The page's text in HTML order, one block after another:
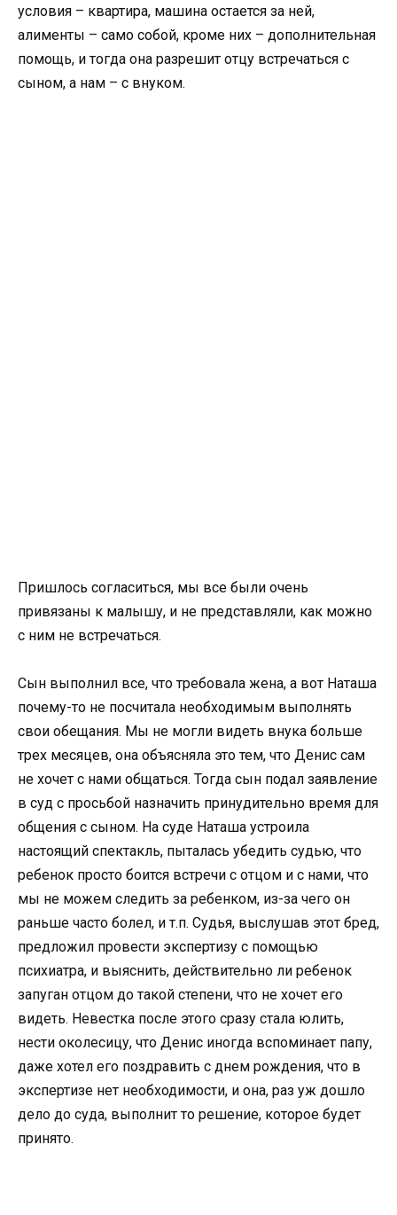
условия – квартира, машина остается за ней,
алименты – само собой, кроме них – дополнительная
помощь, и тогда она разрешит отцу встречаться с
сыном, а нам – с внуком.
Пришлось согласиться, мы все были очень
привязаны к малышу, и не представляли, как можно
с ним не встречаться.
Сын выполнил все, что требовала жена, а вот Наташа
почему-то не посчитала необходимым выполнять
свои обещания. Мы не могли видеть внука больше
трех месяцев, она объясняла это тем, что Денис сам
не хочет с нами общаться. Тогда сын подал заявление
в суд с просьбой назначить принудительно время для
общения с сыном. На суде Наташа устроила
настоящий спектакль, пыталась убедить судью, что
ребенок просто боится встречи с отцом и с нами, что
мы не можем следить за ребенком, из-за чего он
раньше часто болел, и т.п. Судья, выслушав этот бред,
предложил провести экспертизу с помощью
психиатра, и выяснить, действительно ли ребенок
запуган отцом до такой степени, что не хочет его
видеть. Невестка после этого сразу стала юлить,
нести околесицу, что Денис иногда вспоминает папу,
даже хотел его поздравить с днем рождения, что в
экспертизе нет необходимости, и она, раз уж дошло
дело до суда, выполнит то решение, которое будет
принято.